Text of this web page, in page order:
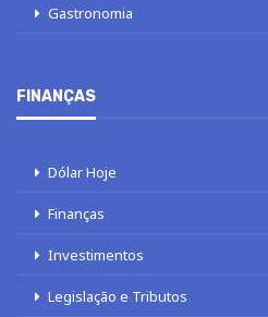
Gastronomia
FINANÇAS
Dólar Hoje
Finanças
Investimentos
Legislação e Tributos